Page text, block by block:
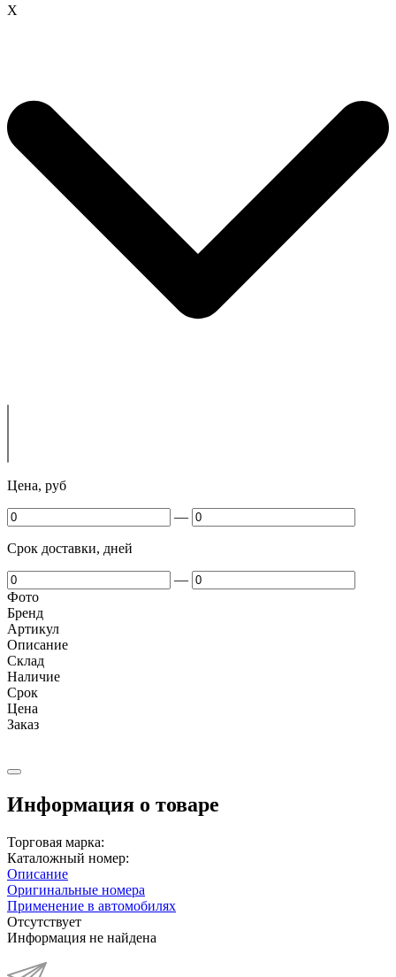
X
Цена, руб
—
Срок доставки, дней
—
Фото
Бренд
Артикул
Описание
Cклад
Наличие
Срок
Цена
Заказ
Информация о товаре
Торговая марка:
Каталожный номер:
Описание
Оригинальные номера
Применение в автомобилях
Отсутствует
Информация не найдена